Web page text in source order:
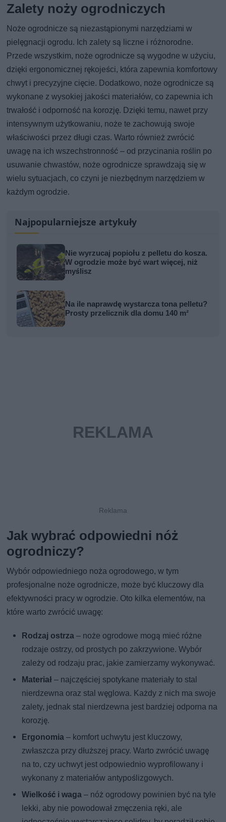
Zalety noży ogrodniczych
Noże ogrodnicze są niezastąpionymi narzędziami w
pielęgnacji ogrodu. Ich zalety są liczne i różnorodne.
Przede wszystkim, noże ogrodnicze są wygodne w użyciu,
dzięki ergonomicznej rękojeści, która zapewnia komfortowy
chwyt i precyzyjne cięcie. Dodatkowo, noże ogrodnicze są
wykonane z wysokiej jakości materiałów, co zapewnia ich
trwałość i odporność na korozję. Dzięki temu, nawet przy
intensywnym użytkowaniu, noże te zachowują swoje
właściwości przez długi czas. Warto również zwrócić
uwagę na ich wszechstronność – od przycinania roślin po
usuwanie chwastów, noże ogrodnicze sprawdzają się w
wielu sytuacjach, co czyni je niezbędnym narzędziem w
każdym ogrodzie.
Najpopularniejsze artykuły
Nie wyrzucaj popiołu z pelletu do kosza.
W ogrodzie może być wart więcej, niż
myślisz
Na ile naprawdę wystarcza tona pelletu?
Prosty przelicznik dla domu 140 m²
Jak wybrać odpowiedni nóż
ogrodniczy?
Wybór odpowiedniego noża ogrodowego, w tym
profesjonalne noże ogrodnicze, może być kluczowy dla
efektywności pracy w ogrodzie. Oto kilka elementów, na
które warto zwrócić uwagę:
Rodzaj ostrza – noże ogrodowe mogą mieć różne
rodzaje ostrzy, od prostych po zakrzywione. Wybór
zależy od rodzaju prac, jakie zamierzamy wykonywać.
Materiał – najczęściej spotykane materiały to stal
nierdzewna oraz stal węglowa. Każdy z nich ma swoje
zalety, jednak stal nierdzewna jest bardziej odporna na
korozję.
Ergonomia – komfort uchwytu jest kluczowy,
zwłaszcza przy dłuższej pracy. Warto zwrócić uwagę
na to, czy uchwyt jest odpowiednio wyprofilowany i
wykonany z materiałów antypoślizgowych.
Wielkość i waga – nóż ogrodowy powinien być na tyle
lekki, aby nie powodował zmęczenia ręki, ale